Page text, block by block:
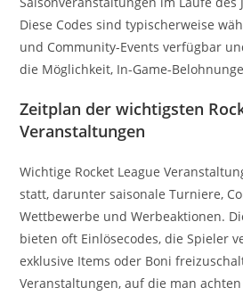
Diese Codes sind typischerweise
und Community-Events verfügbar
die Möglichkeit, In-Game-
Zeitplan der wichtigsten
Veranstaltungen
Wichtige Rocket League
statt, darunter saisonale Turniere,
Wettbewerbe und Werbeaktionen.
bieten oft Einlösecodes, die Spieler
exklusive Items oder Boni
Veranstaltungen, auf die man